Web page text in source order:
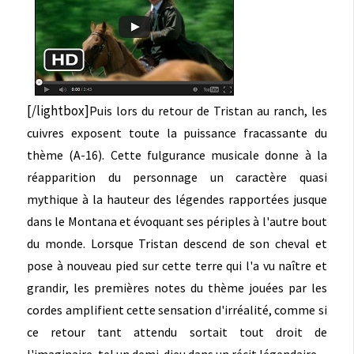
[/lightbox]Puis lors du retour de Tristan au ranch, les
cuivres exposent toute la puissance fracassante du
thème (A-16). Cette fulgurance musicale donne à la
réapparition du personnage un caractère quasi
mythique à la hauteur des légendes rapportées jusque
dans le Montana et évoquant ses périples à l'autre bout
du monde. Lorsque Tristan descend de son cheval et
pose à nouveau pied sur cette terre qui l'a vu naître et
grandir, les premières notes du thème jouées par les
cordes amplifient cette sensation d'irréalité, comme si
ce retour tant attendu sortait tout droit de